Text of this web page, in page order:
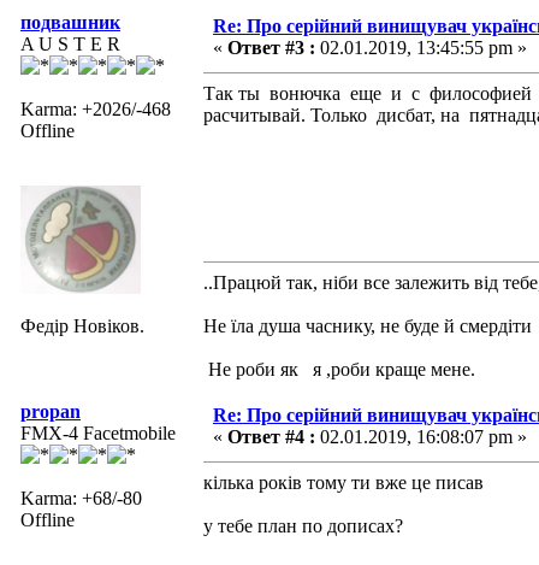
подвашник
A U S T E R
Karma: +2026/-468
Offline
Федір Новіков.
Re: Про серійний винищувач
« Ответ #3 : 02.01.2019, 13:45:55 pm »
Так ты вонючка еще и с
расчитывай. Только дисбат, на
..Працюй так, ніби все залежить від
Не їла душа часнику, не буде й смердіти
Не роби як я ,роби краще мене.
propan
FMX-4 Facetmobile
Karma: +68/-80
Offline
Re: Про серійний винищувач
« Ответ #4 : 02.01.2019, 16:08:07 pm »
кілька років тому ти вже це писав
у тебе план по дописах?